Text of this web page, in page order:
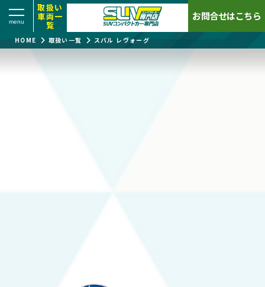
お問合せはこちら
取扱い
車両一
覧
HOME 取扱い一覧 スバル レヴォーグ